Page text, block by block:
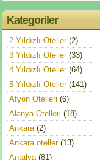
Kategoriler
2 Yıldızlı Oteller(2)
3 Yıldızlı Oteller(33)
4 Yıldızlı Oteller(64)
5 Yıldızlı Oteller(141)
Afyon Otelleri (6)
Alanya Otelleri (18)
Ankara(2)
Ankara oteller(13)
Antalya(81)